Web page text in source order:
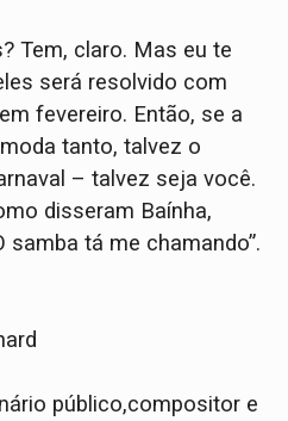
Tem, claro. Mas eu te
será resolvido com
fevereiro. Então, se a
tanto, talvez o
– talvez seja você.
disseram Baínha,
samba tá me chamando”.
público,compositor e